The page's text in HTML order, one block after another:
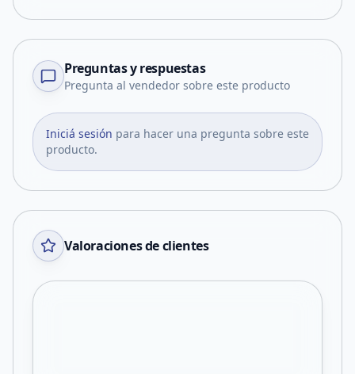
Preguntas y respuestas
Pregunta al vendedor sobre este producto
Iniciá sesión para hacer una pregunta sobre este
producto.
Valoraciones de clientes